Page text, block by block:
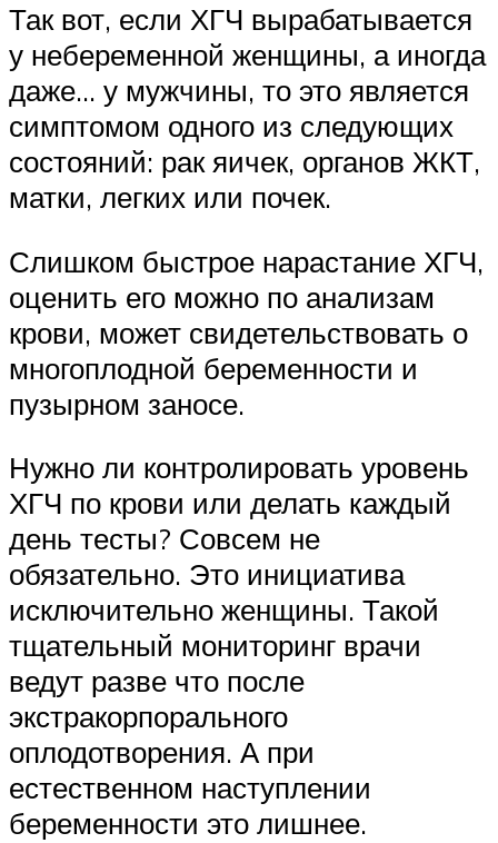
Так вот, если ХГЧ вырабатывается
у небеременной женщины, а иногда
даже… у мужчины, то это является
симптомом одного из следующих
состояний: рак яичек, органов ЖКТ,
матки, легких или почек.
Слишком быстрое нарастание ХГЧ,
оценить его можно по анализам
крови, может свидетельствовать о
многоплодной беременности и
пузырном заносе.
Нужно ли контролировать уровень
ХГЧ по крови или делать каждый
день тесты? Совсем не
обязательно. Это инициатива
исключительно женщины. Такой
тщательный мониторинг врачи
ведут разве что после
экстракорпорального
оплодотворения. А при
естественном наступлении
беременности это лишнее.